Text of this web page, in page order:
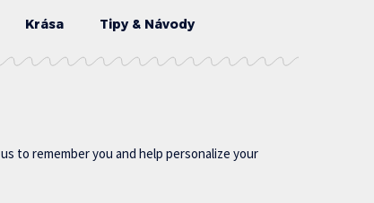
Krása Tipy & Návody
to remember you and help personalize your